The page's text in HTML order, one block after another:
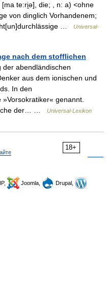
te:ri̯ə], die; , n: a) <ohne
von dinglich Vorhandenem;
…
Universal-
nach dem stofflichen
abendländischen
aus dem ionischen und
In den
genannt.
der… …
Universal-Lexikon
18+
Joomla,
Drupal,